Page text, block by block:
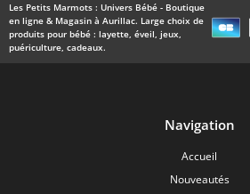
Les Petits Marmots : Univers Bébé - Boutique
en ligne & Magasin à Aurillac. Large choix de
produits pour bébé : layette, éveil, jeux,
puériculture, cadeaux.
Navigation
Accueil
Nouveautés